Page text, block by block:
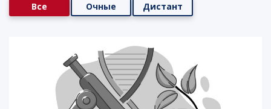
Все Очные Дистант